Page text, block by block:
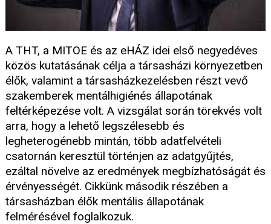
A THT, a MITOE és az eHÁZ idei első negyedéves
közös kutatásának célja a társasházi környezetben
élők, valamint a társasházkezelésben részt vevő
szakemberek mentálhigiénés állapotának
feltérképezése volt. A vizsgálat során törekvés volt
arra, hogy a lehető legszélesebb és
legheterogénebb mintán, több adatfelvételi
csatornán keresztül történjen az adatgyűjtés,
ezáltal növelve az eredmények megbízhatóságát és
érvényességét. Cikkünk második részében a
társasházban élők mentális állapotának
felmérésével foglalkozuk.